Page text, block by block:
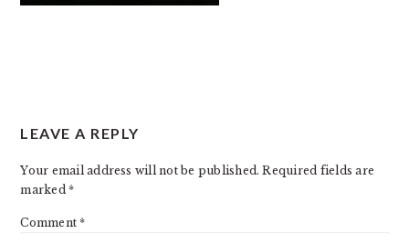
INTERACTIONS
LEAVE A REPLY
Your email address will not be published. Required fields are
marked*
Comment*